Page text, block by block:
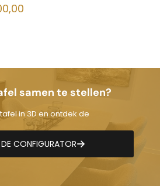
samen te stellen?
in 3D en ontdek de
CONFIGURATOR